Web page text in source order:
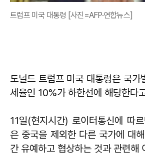
트럼프 미국 대통령 [사진=AFP·연합뉴스]
도널드 트럼프 미국 대통령은 국가
세율인 10%가 하한선에 해당한다
11일(현지시간) 로이터통신에 따
은 중국을 제외한 다른 국가에 대
간 유예하고 협상하는 것과 관련해